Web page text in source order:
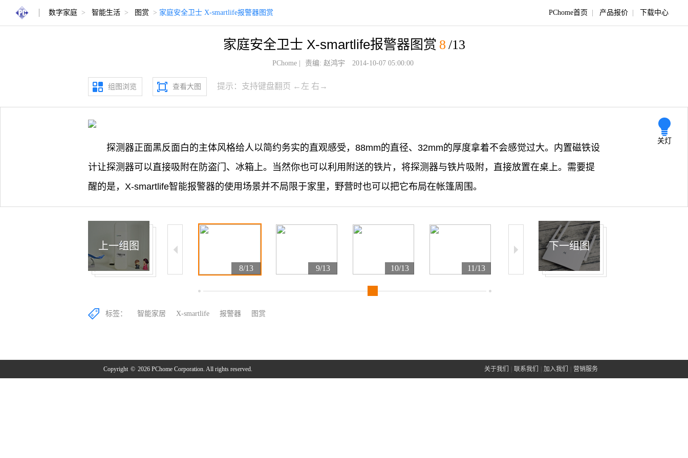
数字家庭 > 智能生活 > 图赏 > 家庭安全卫士 X-smartlife报警器图赏 PChome首页 产品报价 下载中心
家庭安全卫士 X-smartlife报警器图赏 8 /13
PChome| 责编: 赵鸿宇 2014-10-07 05:00:00
组图浏览 查看大图 提示：支持键盘翻页 ←左 右→
关灯
探测器正面黑反面白的主体风格给人以简约务实的直观感受，88mm的直径、32mm的厚度拿着不会感觉过大。内置磁铁设
计让探测器可以直接吸附在防盗门、冰箱上。当然你也可以利用附送的铁片，将探测器与铁片吸附，直接放置在桌上。需要提
醒的是，X-smartlife智能报警器的使用场景并不局限于家里，野营时也可以把它布局在帐篷周围。
6/13 8/13 9/13 10/13 11/13 12/13
上一组图 下一组图
标签： 智能家居 X-smartlife 报警器 图赏
Copyright © 2026 PChome Corporation. All rights reserved. 关于我们 联系我们 加入我们 营销服务